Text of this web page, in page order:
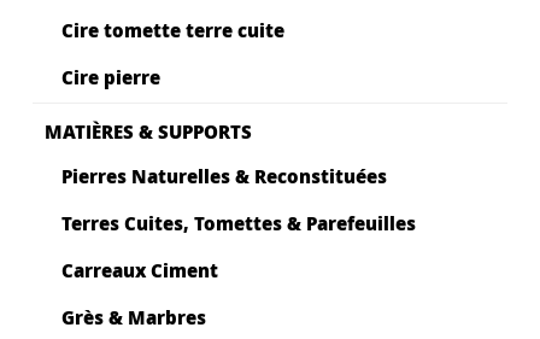
Cire tomette terre cuite
Cire pierre
MATIÈRES & SUPPORTS
Pierres Naturelles & Reconstituées
Terres Cuites, Tomettes & Parefeuilles
Carreaux Ciment
Grès & Marbres